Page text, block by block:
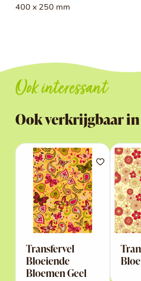
400 x 250 mm
Ook interessant
Ook verkrijgbaar in
Transfervel
Bloeiende
Bloemen Geel